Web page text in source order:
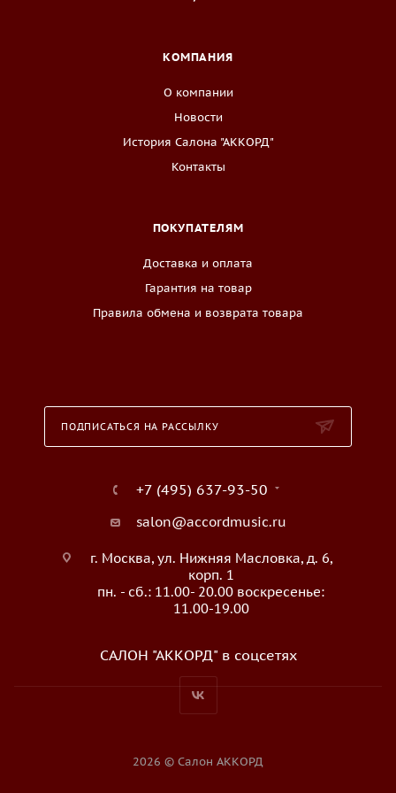
КОМПАНИЯ
О компании
Новости
История Салона "АККОРД"
Контакты
ПОКУПАТЕЛЯМ
Доставка и оплата
Гарантия на товар
Правила обмена и возврата товара
ПОДПИСАТЬСЯ НА РАССЫЛКУ
+7 (495) 637-93-50
salon@accordmusic.ru
г. Москва, ул. Нижняя Масловка, д. 6,
корп. 1
пн. - сб.: 11.00- 20.00 воскресенье:
11.00-19.00
САЛОН "АККОРД" в соцсетях
2026 © Салон АККОРД